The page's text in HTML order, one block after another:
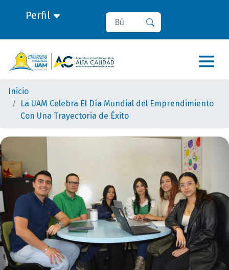
Perfil Buscar
Inicio
La UAM Celebra El Día Mundial del Emprendimiento
Con Una Trayectoria de Éxito